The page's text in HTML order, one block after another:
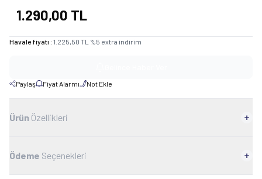
1.290,00 TL
Havale fiyatı : 1.225,50 TL %5 extra indirim
Paylaş Fiyat Alarmı Not Ekle
Ürün Özellikleri
Ödeme Seçenekleri